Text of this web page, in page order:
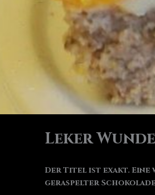
Leker
Der Titel ist exakt. Eine
geraspelter